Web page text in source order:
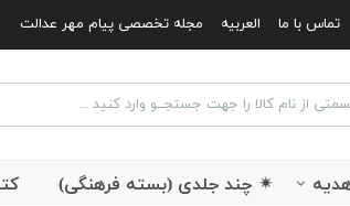
تماس با ما العربیه مجله تخصصی پیام مهر عدالت
✴ چند جلدی (بسته فرهنگی)